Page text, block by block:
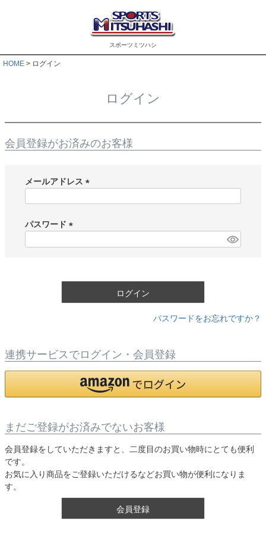
スポーツミツハシ
HOME ログイン
ログイン
会員登録がお済みのお客様
メールアドレス
)
パスワード
ログイン
パスワードをお忘れですか？
連携サービスでログイン・会員登録
まだご登録がお済みでないお客様
会員登録をしていただきますと、二度目のお買い物時にとても便利
です。
お気に入り商品をご登録いただけるなどお買い物が便利になりま
す。
会員登録